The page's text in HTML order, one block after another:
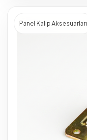
Panel Kalıp Aksesuarları